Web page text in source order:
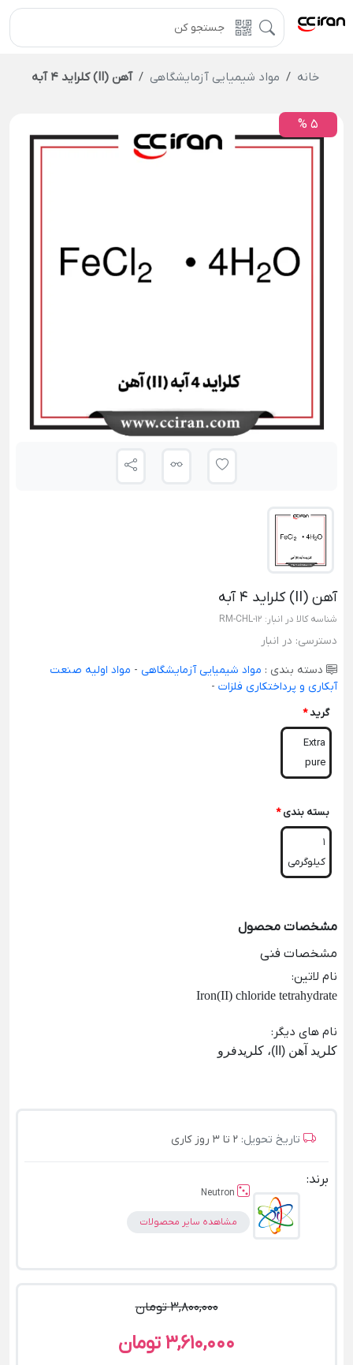
خانه مواد شیمیایی آزمایشگاهی آهن (II) کلراید 4 آبه
5 %
آهن (II) کلراید 4 آبه
شناسه کالا در انبار: RM-CHL-12
دسترسی: در انبار
دسته بندی : مواد شیمیایی آزمایشگاهی - مواد اولیه صنعت
آبکاری و پرداختکاری فلزات -
گرید*
Extra
pure
بسته بندی *
1
کیلوگرمی
مشخصات محصول
مشخصات فنی
نام لاتین:
Iron(II) chloride tetrahydrate
نام های دیگر :
کلرید آهن (II)، کلریدفرو
تاریخ تحویل: 2 تا 3 روز کاری
برند:
Neutron
مشاهده سایر محصولات
3,800,000 تومان
3,610,000 تومان